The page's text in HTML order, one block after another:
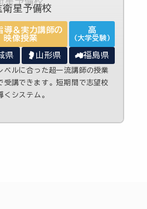
導＆実力講師の
映像授業
高
(大学受験)
県 山形県 福島県
ベルに合った超一流講師の授業
受講できます。短期間で志望校
くシステム。